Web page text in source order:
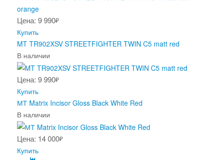
Цена: 9 990₽
Купить
MT TR902XSV STREETFIGHTER TWIN C5 matt red
В наличии
Цена: 9 990₽
Купить
МТ Matrix Incisor Gloss Black White Red
В наличии
Цена: 14 000₽
Купить